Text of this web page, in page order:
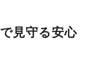
見守る安心